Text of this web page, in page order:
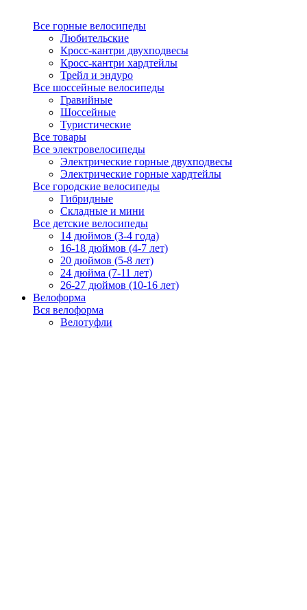
Все горные велосипеды
Любительские
Кросс-кантри двухподвесы
Кросс-кантри хардтейлы
Трейл и эндуро
Все шоссейные велосипеды
Гравийные
Шоссейные
Туристические
Все товары
Все электровелосипеды
Электрические горные двухподвесы
Электрические горные хардтейлы
Все городские велосипеды
Гибридные
Складные и мини
Все детские велосипеды
14 дюймов (3-4 года)
16-18 дюймов (4-7 лет)
20 дюймов (5-8 лет)
24 дюйма (7-11 лет)
26-27 дюймов (10-16 лет)
Велоформа
Вся велоформа
Велотуфли